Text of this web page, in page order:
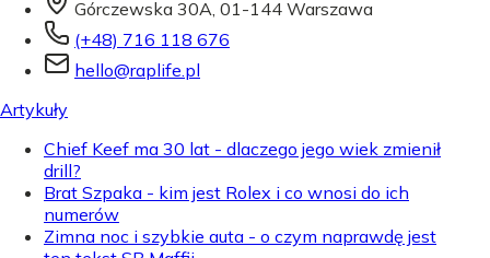
Górczewska 30A, 01-144 Warszawa
(+48) 716 118 676
hello@raplife.pl
Artykuły
Chief Keef ma 30 lat - dlaczego jego wiek zmienił
drill?
Brat Szpaka - kim jest Rolex i co wnosi do ich
numerów
Zimna noc i szybkie auta - o czym naprawdę jest